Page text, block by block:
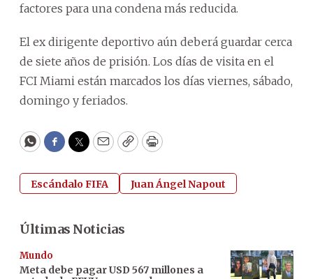
factores para una condena más reducida.
El ex dirigente deportivo aún deberá guardar cerca
de siete años de prisión. Los días de visita en el
FCI Miami están marcados los días viernes, sábado,
domingo y feriados.
WhatsApp
Facebook
Twitter
EmailCopyPrint
Escándalo FIFA Juan Ángel Napout
Últimas Noticias
Mundo
Meta debe pagar USD 567 millones a